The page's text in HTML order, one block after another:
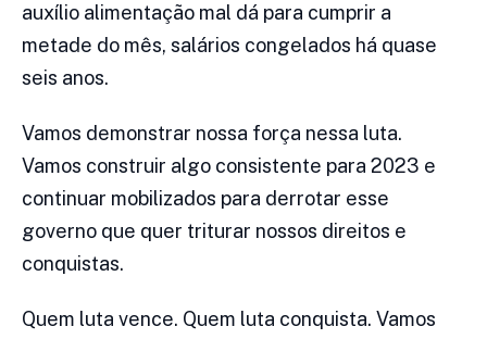
auxílio alimentação mal dá para cumprir a
metade do mês, salários congelados há quase
seis anos.
Vamos demonstrar nossa força nessa luta.
Vamos construir algo consistente para 2023 e
continuar mobilizados para derrotar esse
governo que quer triturar nossos direitos e
conquistas.
Quem luta vence. Quem luta conquista. Vamos